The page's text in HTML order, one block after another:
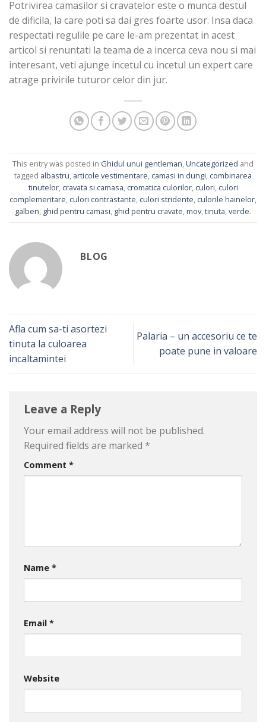
Potrivirea camasilor si cravatelor este o munca destul
de dificila, la care poti sa dai gres foarte usor. Insa daca
respectati regulile pe care le-am prezentat in acest
articol si renuntati la teama de a incerca ceva nou si mai
interesant, veti ajunge incetul cu incetul un expert care
atrage privirile tuturor celor din jur.
This entry was posted in Ghidul unui gentleman,Uncategorized and
tagged albastru, articole vestimentare, camasi in dungi, combinarea
tinutelor, cravata si camasa, cromatica culorilor, culori, culori
complementare, culori contrastante, culori stridente, culorile hainelor,
galben, ghid pentru camasi, ghid pentru cravate,mov,tinuta,verde.
BLOG
Afla cum sa-ti asortezi
tinuta la culoarea
incaltamintei
Palaria – un accesoriu ce te
poate pune in valoare
Leave a Reply
Your email address will not be published.
Required fields are marked *
Comment *
Name *
Email *
Website